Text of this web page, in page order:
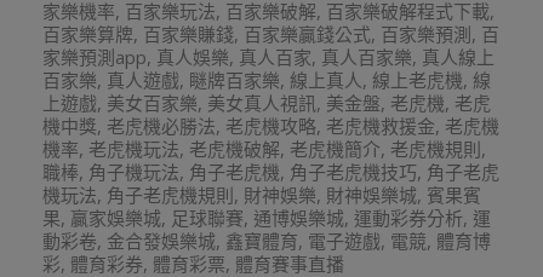
家樂機率, 百家樂玩法, 百家樂破解, 百家樂破解程式下載,
百家樂算牌, 百家樂賺錢, 百家樂贏錢公式, 百家樂預測 , 百
家樂預測app, 真人娛樂, 真人百家, 真人百家樂, 真人線上
百家樂, 真人遊戲, 瞇牌百家樂, 線上真人, 線上老虎機, 線
上遊戲, 美女百家樂, 美女真人視訊, 美金盤, 老虎機, 老虎
機中獎, 老虎機必勝法, 老虎機攻略, 老虎機救援金, 老虎機
機率, 老虎機玩法, 老虎機破解, 老虎機簡介, 老虎機規則,
職棒, 角子機玩法, 角子老虎機, 角子老虎機技巧, 角子老虎
機玩法, 角子老虎機規則, 財神娛樂, 財神娛樂城, 賓果賓
果, 贏家娛樂城, 足球聯賽, 通博娛樂城, 運動彩券分析, 運
動彩卷, 金合發娛樂城, 鑫寶體育, 電子遊戲, 電競, 體育博
彩, 體育彩券, 體育彩票, 體育賽事直播